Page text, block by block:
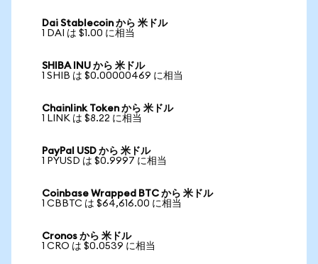
Dai Stablecoin から 米ドル
1 DAI は $1.00 に相当
SHIBA INU から 米ドル
1 SHIB は $0.00000469 に相当
Chainlink Token から 米ドル
1 LINK は $8.22 に相当
PayPal USD から 米ドル
1 PYUSD は $0.9997 に相当
Coinbase Wrapped BTC から 米ドル
1 CBBTC は $64,616.00 に相当
Cronos から 米ドル
1 CRO は $0.0539 に相当